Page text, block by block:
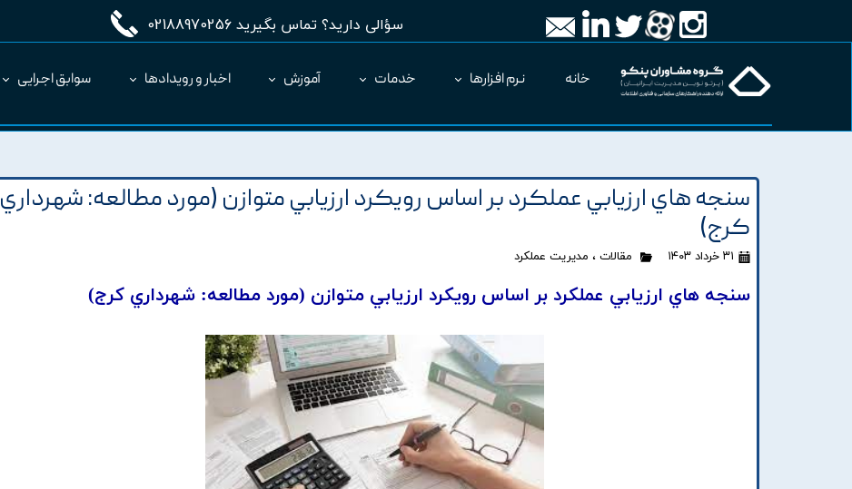
سؤالی دارید؟ تماس بگیرید 02188970256
خانه نرم افزارها خدمات آموزش اخبار و رویدادها سوابق اجرایی
سنجه هاي ارزيابي عملکرد بر اساس رويکرد ارزيابي متوازن (مورد مطالعه: شهرداري
کرج)
۳۱ خرداد ۱۴۰۳ مقالات ، مدیریت عملکرد
سنجه هاي ارزيابي عملکرد بر اساس رويکرد ارزيابي متوازن (مورد مطالعه: شهرداري کرج)